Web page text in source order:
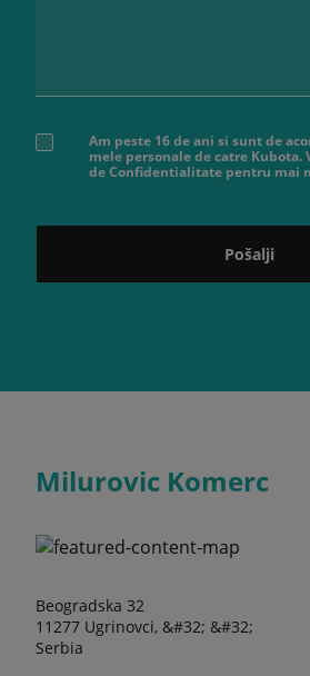
Am peste 16 de ani si sunt de
mele personale de catre
de Confidentialitate pentru mai
Pošalji
Milurovic Komerc
Beogradska 32
11277 Ugrinovci, &#32; &#32;
Serbia